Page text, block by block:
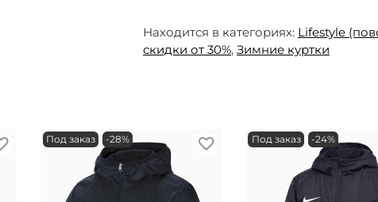
Находится в категориях: Lifestyle
скидки от 30%, Зимние куртки
Под заказ -28% Под заказ -24%